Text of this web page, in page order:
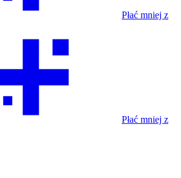
Płać mniej z
Płać mniej z